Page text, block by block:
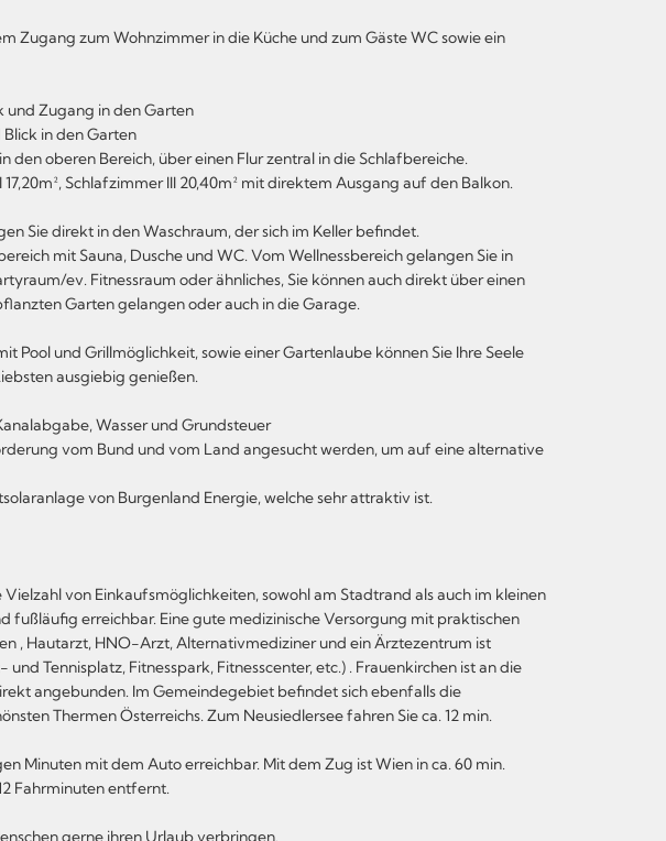
Zugang zum Wohnzimmer in die Küche und zum Gäste WC sowie ein
Zugang in den Garten
in den Garten
den oberen Bereich, über einen Flur zentral in die Schlafbereiche.
17,20m², Schlafzimmer III 20,40m² mit direktem Ausgang auf den Balkon.
Sie direkt in den Waschraum, der sich im Keller befindet.
mit Sauna, Dusche und WC. Vom Wellnessbereich gelangen Sie in
ev. Fitnessraum oder ähnliches, Sie können auch direkt über einen
Garten gelangen oder auch in die Garage.
Pool und Grillmöglichkeit, sowie einer Gartenlaube können Sie Ihre Seele
ausgiebig genießen.
Wasser und Grundsteuer
vom Bund und vom Land angesucht werden, um auf eine alternative
von Burgenland Energie, welche sehr attraktiv ist.
von Einkaufsmöglichkeiten, sowohl am Stadtrand als auch im kleinen
fußläufig erreichbar. Eine gute medizinische Versorgung mit praktischen
, Hautarzt, HNO-Arzt, Alternativmediziner und ein Ärztezentrum ist
Tennisplatz, Fitnesspark, Fitnesscenter, etc.) . Frauenkirchen ist an die
angebunden. Im Gemeindegebiet befindet sich ebenfalls die
Thermen Österreichs. Zum Neusiedlersee fahren Sie ca. 12 min.
Minuten mit dem Auto erreichbar. Mit dem Zug ist Wien in ca. 60 min.
Fahrminuten entfernt.
gerne ihren Urlaub verbringen.